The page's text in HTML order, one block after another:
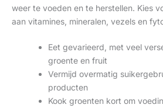
weer te voeden en te herstellen. Kies
aan vitamines, mineralen, vezels en
Eet gevarieerd, met veel
groente en fruit
Vermijd overmatig
producten
Kook groenten kort om